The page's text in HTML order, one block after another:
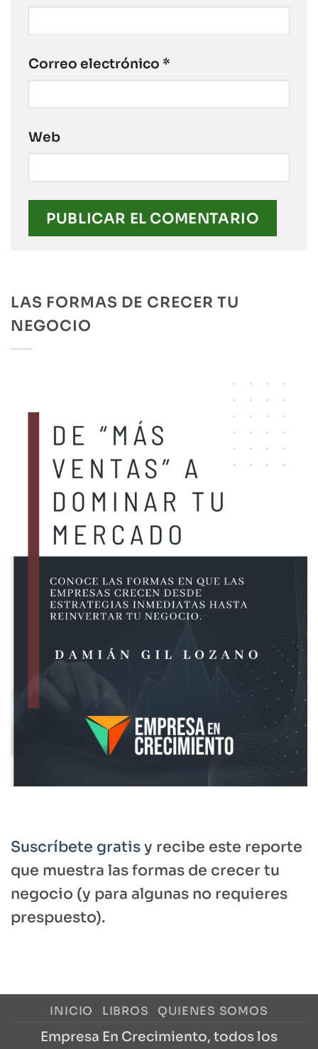
Correo electrónico *
Web
LAS FORMAS DE CRECER TU
NEGOCIO
Suscríbete gratisy recibe este reporte
que muestra las formas de crecer tu
negocio (y para algunas no requieres
prespuesto).
INICIO LIBROS QUIENES SOMOS
Empresa En Crecimiento, todos los